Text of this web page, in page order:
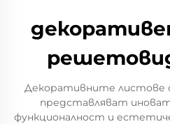
Декоративните
представляват
функционалност и